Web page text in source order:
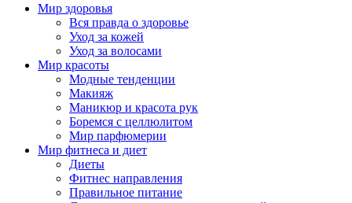
Мир здоровья
Вся правда о здоровье
Уход за кожей
Уход за волосами
Мир красоты
Модные тенденции
Макияж
Маникюр и красота рук
Боремся с целлюлитом
Мир парфюмерии
Мир фитнеса и диет
Диеты
Фитнес направления
Правильное питание